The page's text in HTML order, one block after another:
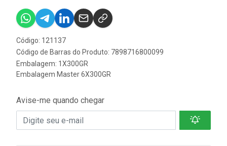
Código: 121137
Código de Barras do Produto: 7898716800099
Embalagem: 1X300GR
Embalagem Master 6X300GR
Avise-me quando chegar